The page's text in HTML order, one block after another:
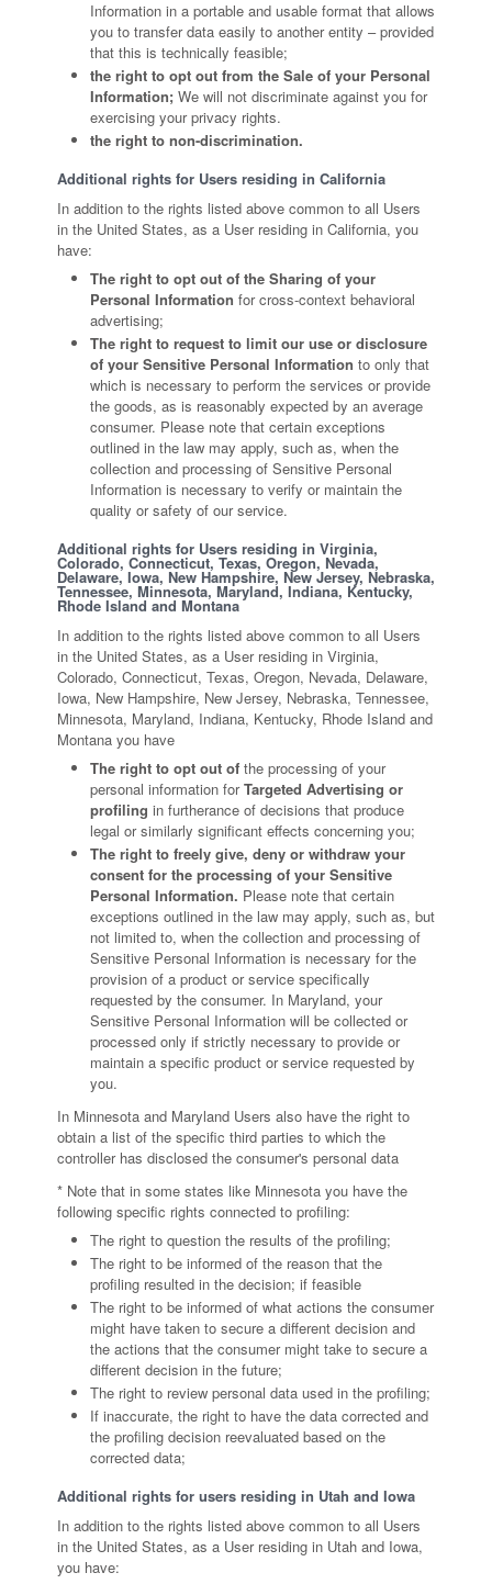
Information in a portable and usable format that allows
you to transfer data easily to another entity – provided
that this is technically feasible;
the right to opt out from the Sale of your Personal
Information; We will not discriminate against you for
exercising your privacy rights.
the right to non-discrimination.
Additional rights for Users residing in California
In addition to the rights listed above common to all Users
in the United States, as a User residing in California, you
have:
The right to opt out of the Sharing of your
Personal Information for cross-context behavioral
advertising;
The right to request to limit our use or disclosure
of your Sensitive Personal Information to only that
which is necessary to perform the services or provide
the goods, as is reasonably expected by an average
consumer. Please note that certain exceptions
outlined in the law may apply, such as, when the
collection and processing of Sensitive Personal
Information is necessary to verify or maintain the
quality or safety of our service.
Additional rights for Users residing in Virginia,
Colorado, Connecticut, Texas, Oregon, Nevada,
Delaware, Iowa, New Hampshire, New Jersey, Nebraska,
Tennessee, Minnesota, Maryland, Indiana, Kentucky,
Rhode Island and Montana
In addition to the rights listed above common to all Users
in the United States, as a User residing in Virginia,
Colorado, Connecticut, Texas, Oregon, Nevada, Delaware,
Iowa, New Hampshire, New Jersey, Nebraska, Tennessee,
Minnesota, Maryland, Indiana, Kentucky, Rhode Island and
Montana you have
The right to opt out of the processing of your
personal information forTargeted Advertising or
profiling in furtherance of decisions that produce
legal or similarly significant effects concerning you;
The right to freely give, deny or withdraw your
consent for the processing of your Sensitive
Personal Information. Please note that certain
exceptions outlined in the law may apply, such as, but
not limited to, when the collection and processing of
Sensitive Personal Information is necessary for the
provision of a product or service specifically
requested by the consumer. In Maryland, your
Sensitive Personal Information will be collected or
processed only if strictly necessary to provide or
maintain a specific product or service requested by
you.
In Minnesota and Maryland Users also have the right to
obtain a list of the specific third parties to which the
controller has disclosed the consumer's personal data
* Note that in some states like Minnesota you have the
following specific rights connected to profiling:
The right to question the results of the profiling;
The right to be informed of the reason that the
profiling resulted in the decision; if feasible
The right to be informed of what actions the consumer
might have taken to secure a different decision and
the actions that the consumer might take to secure a
different decision in the future;
The right to review personal data used in the profiling;
If inaccurate, the right to have the data corrected and
the profiling decision reevaluated based on the
corrected data;
Additional rights for users residing in Utah and Iowa
In addition to the rights listed above common to all Users
in the United States, as a User residing in Utah and Iowa,
you have: